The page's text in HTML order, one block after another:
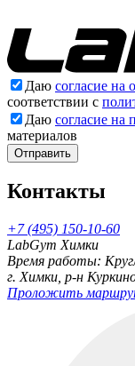
Даю согласие на
соответствии с
Даю согласие
материалов
Отправить
Контакты
+7 (495) 150-10-60
LabGym Химки
Время работы:
г. Химки, р-н
Проложить